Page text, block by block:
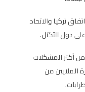
اتفاق تركيا والاتحاد
دول التكتل.
أكثر المشكلات
الملايين من